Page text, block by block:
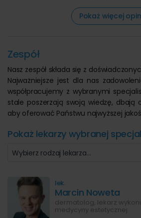
Pokaż więcej
Zespół
Nasz zespół składa się z
Najważniejsze jest dla nas
współpracujemy z wybranymi
stale poszerzają swoją wiedzę, dbają
aby oferować Państwu najwyższej
Pokaż lekarzy wybranej
Wybierz rodzaj lekarza…
lek.
Marcin Noweta
dermatolog, lekarz
medycyny estetycznej